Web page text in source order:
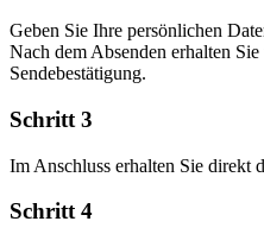
Geben Sie Ihre persönlichen
Nach dem Absenden erhalten
Sendebestätigung.
Schritt 3
Im Anschluss erhalten Sie direkt
Schritt 4